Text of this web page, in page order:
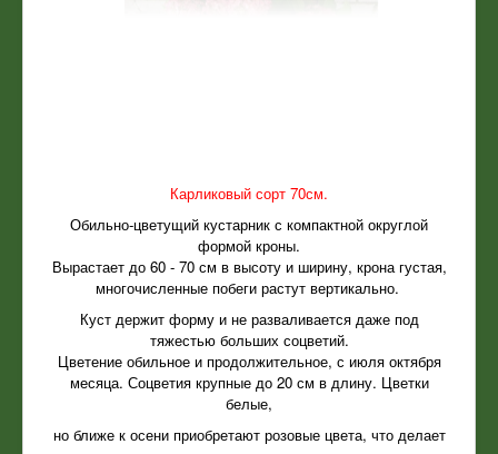
Карликовый сорт 70см.
Обильно-цветущий кустарник с компактной округлой
формой кроны.
Вырастает до 60 - 70 см в высоту и ширину, крона густая,
многочисленные побеги растут вертикально.
Куст держит форму и не разваливается даже под
тяжестью больших соцветий.
Цветение обильное и продолжительное, с июля октября
месяца. Соцветия крупные до 20 см в длину. Цветки
белые,
но ближе к осени приобретают розовые цвета, что делает